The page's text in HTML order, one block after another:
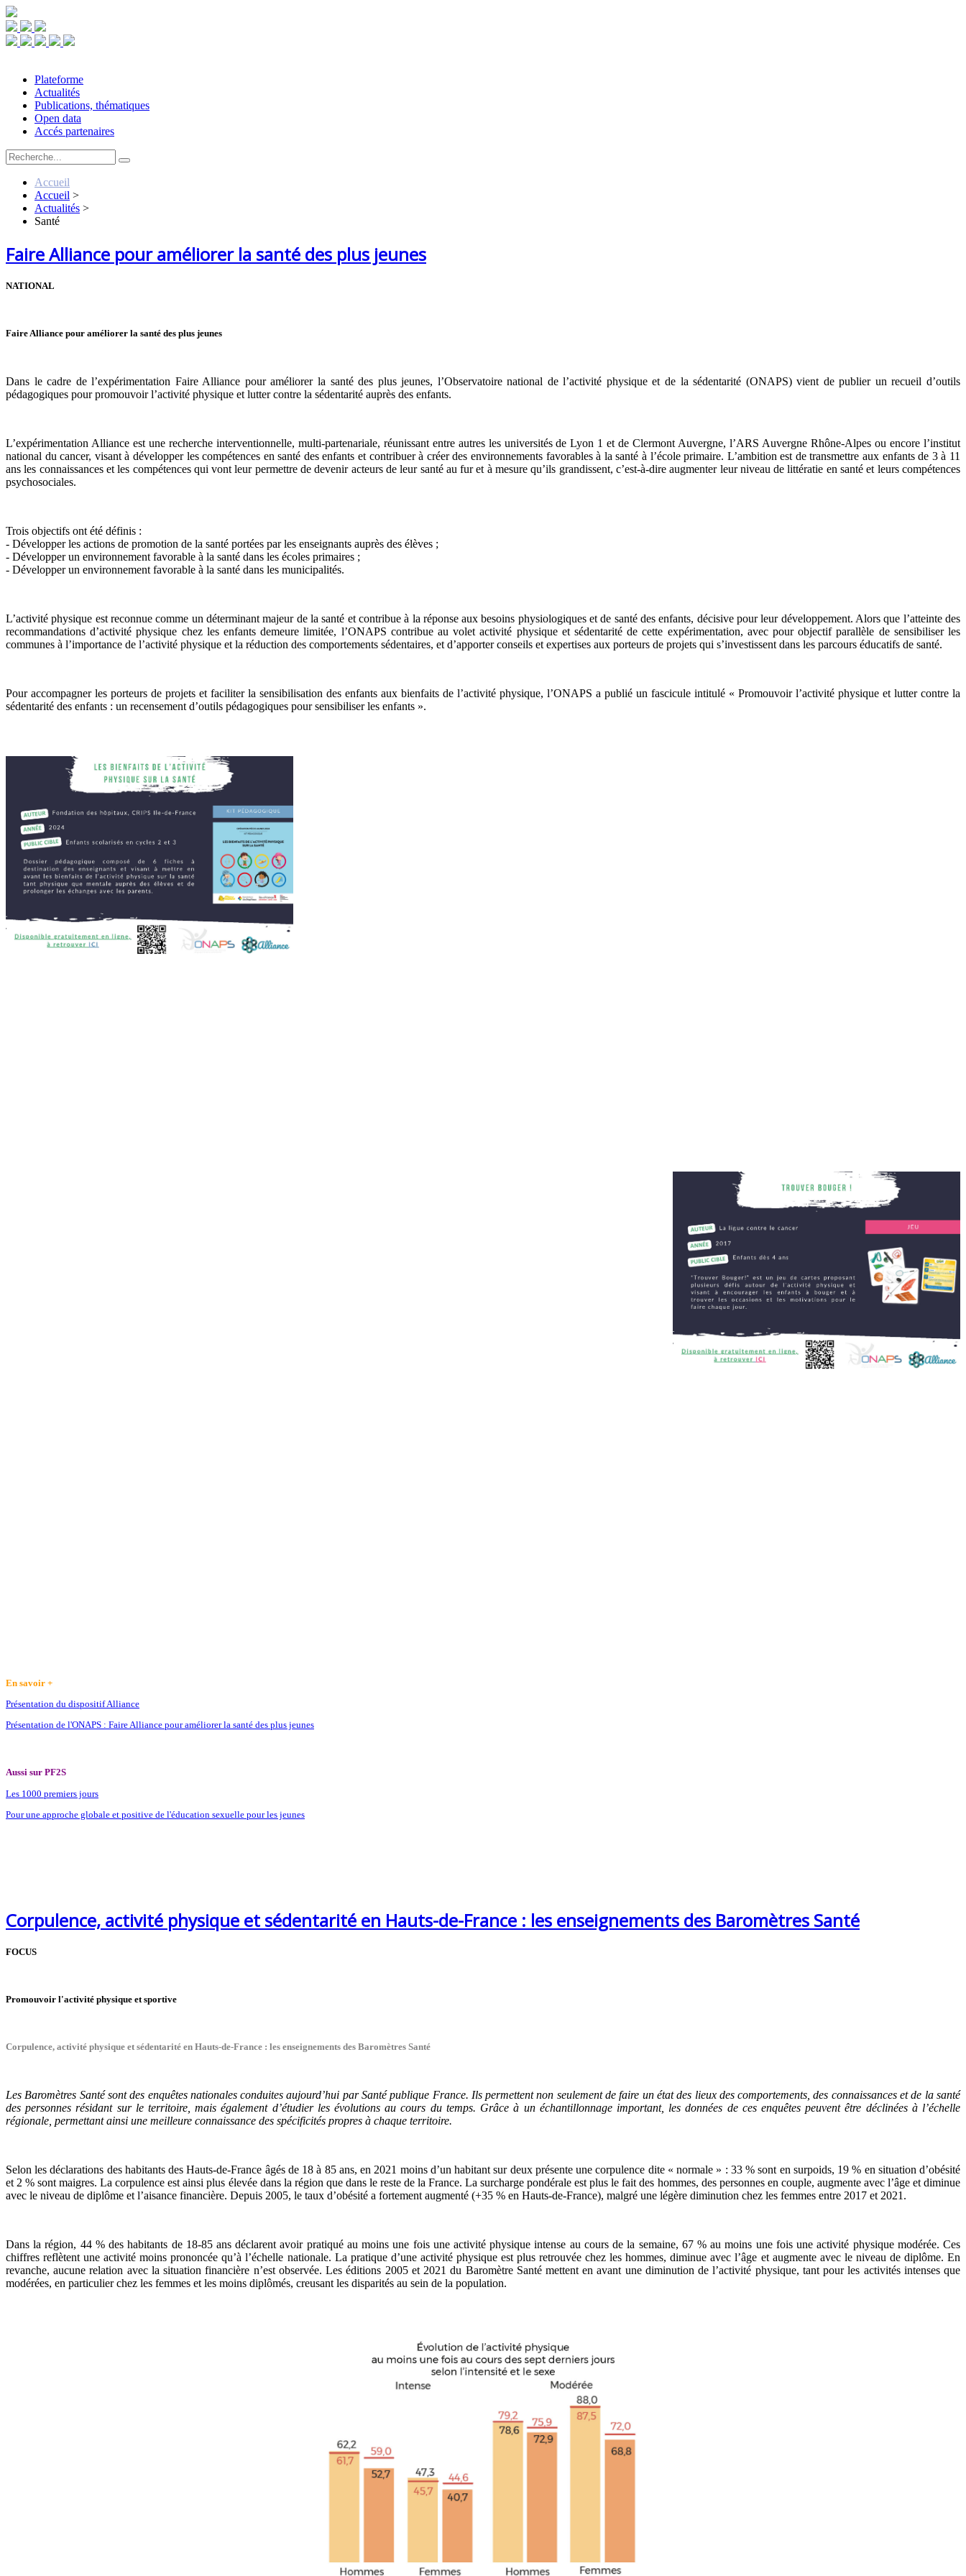
Plateforme
Actualités
Publications, thématiques
Open data
Accés partenaires
Accueil
Accueil >
Actualités >
Santé
Faire Alliance pour améliorer la santé des plus jeunes
NATIONAL
Faire Alliance pour améliorer la santé des plus jeunes
Dans le cadre de l’expérimentation Faire Alliance pour améliorer la santé des plus jeunes, l’Observatoire national de l’activité physique et de la sédentarité (ONAPS) vient de publier un recueil d’outils
pédagogiques pour promouvoir l’activité physique et lutter contre la sédentarité auprès des enfants.
L’expérimentation Alliance est une recherche interventionnelle, multi-partenariale, réunissant entre autres les universités de Lyon 1 et de Clermont Auvergne, l’ARS Auvergne Rhône-Alpes ou encore l’institut
national du cancer, visant à développer les compétences en santé des enfants et contribuer à créer des environnements favorables à la santé à l’école primaire. L’ambition est de transmettre aux enfants de 3 à 11
ans les connaissances et les compétences qui vont leur permettre de devenir acteurs de leur santé au fur et à mesure qu’ils grandissent, c’est-à-dire augmenter leur niveau de littératie en santé et leurs compétences
psychosociales.
Trois objectifs ont été définis :
- Développer les actions de promotion de la santé portées par les enseignants auprès des élèves ;
- Développer un environnement favorable à la santé dans les écoles primaires ;
- Développer un environnement favorable à la santé dans les municipalités.
L’activité physique est reconnue comme un déterminant majeur de la santé et contribue à la réponse aux besoins physiologiques et de santé des enfants, décisive pour leur développement. Alors que l’atteinte des
recommandations d’activité physique chez les enfants demeure limitée, l’ONAPS contribue au volet activité physique et sédentarité de cette expérimentation, avec pour objectif parallèle de sensibiliser les
communes à l’importance de l’activité physique et la réduction des comportements sédentaires, et d’apporter conseils et expertises aux porteurs de projets qui s’investissent dans les parcours éducatifs de santé.
Pour accompagner les porteurs de projets et faciliter la sensibilisation des enfants aux bienfaits de l’activité physique, l’ONAPS a publié un fascicule intitulé « Promouvoir l’activité physique et lutter contre la
sédentarité des enfants : un recensement d’outils pédagogiques pour sensibiliser les enfants ».
En savoir +
Présentation du dispositif Alliance
Présentation de l'ONAPS : Faire Alliance pour améliorer la santé des plus jeunes
Aussi sur PF2S
Les 1000 premiers jours
Pour une approche globale et positive de l'éducation sexuelle pour les jeunes
Corpulence, activité physique et sédentarité en Hauts-de-France : les enseignements des Baromètres Santé
FOCUS
Promouvoir l'activité physique et sportive
Corpulence, activité physique et sédentarité en Hauts-de-France : les enseignements des Baromètres Santé
Les Baromètres Santé sont des enquêtes nationales conduites aujourd’hui par Santé publique France. Ils permettent non seulement de faire un état des lieux des comportements, des connaissances et de la santé
des personnes résidant sur le territoire, mais également d’étudier les évolutions au cours du temps. Grâce à un échantillonnage important, les données de ces enquêtes peuvent être déclinées à l’échelle
régionale, permettant ainsi une meilleure connaissance des spécificités propres à chaque territoire.
Selon les déclarations des habitants des Hauts-de-France âgés de 18 à 85 ans, en 2021 moins d’un habitant sur deux présente une corpulence dite « normale » : 33 % sont en surpoids, 19 % en situation d’obésité
et 2 % sont maigres. La corpulence est ainsi plus élevée dans la région que dans le reste de la France. La surcharge pondérale est plus le fait des hommes, des personnes en couple, augmente avec l’âge et diminue
avec le niveau de diplôme et l’aisance financière. Depuis 2005, le taux d’obésité a fortement augmenté (+35 % en Hauts-de-France), malgré une légère diminution chez les femmes entre 2017 et 2021.
Dans la région, 44 % des habitants de 18-85 ans déclarent avoir pratiqué au moins une fois une activité physique intense au cours de la semaine, 67 % au moins une fois une activité physique modérée. Ces
chiffres reflètent une activité moins prononcée qu’à l’échelle nationale. La pratique d’une activité physique est plus retrouvée chez les hommes, diminue avec l’âge et augmente avec le niveau de diplôme. En
revanche, aucune relation avec la situation financière n’est observée. Les éditions 2005 et 2021 du Baromètre Santé mettent en avant une diminution de l’activité physique, tant pour les activités intenses que
modérées, en particulier chez les femmes et les moins diplômés, creusant les disparités au sein de la population.